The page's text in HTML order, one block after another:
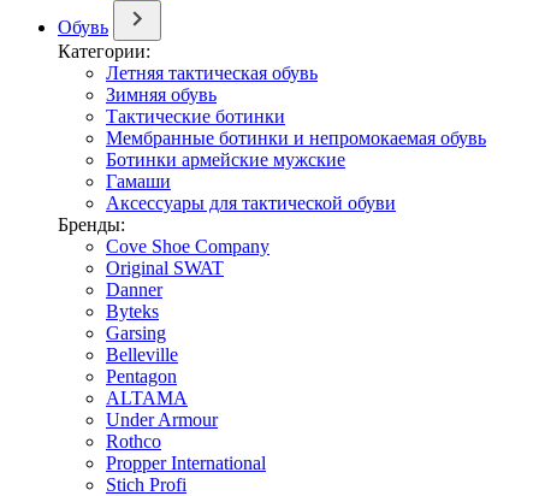
Обувь
Категории:
Летняя тактическая обувь
Зимняя обувь
Тактические ботинки
Мембранные ботинки и непромокаемая обувь
Ботинки армейские мужские
Гамаши
Аксессуары для тактической обуви
Бренды:
Cove Shoe Company
Original SWAT
Danner
Byteks
Garsing
Belleville
Pentagon
ALTAMA
Under Armour
Rothco
Propper International
Stich Profi